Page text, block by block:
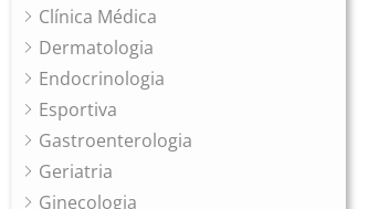
Clínica Médica
Dermatologia
Endocrinologia
Esportiva
Gastroenterologia
Geriatria
Ginecologia